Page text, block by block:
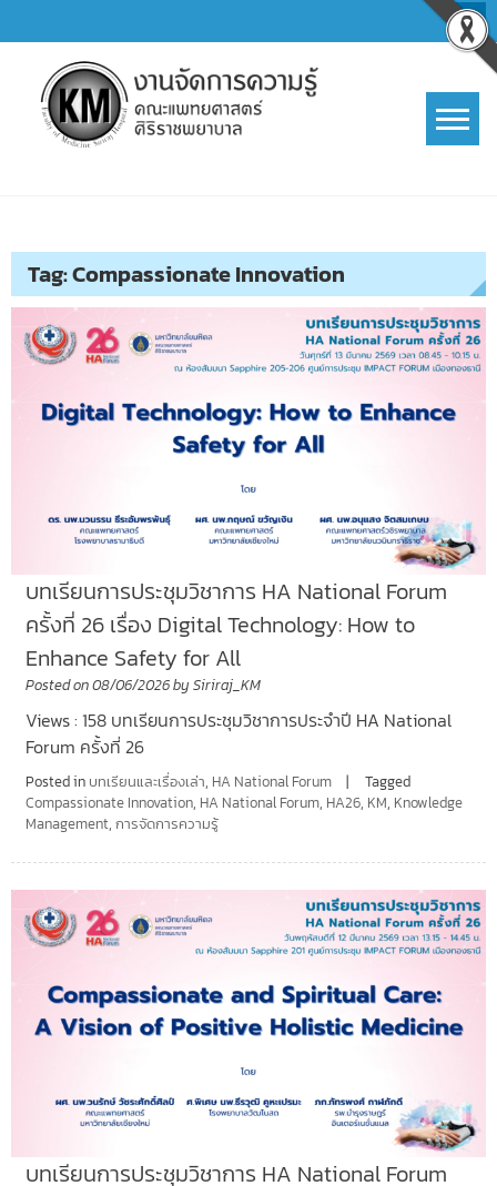
to
content
Tag:Compassionate Innovation
บทเรียนการประชุมวิชาการ HA National Forum
ครั้งที่ 26 เรื่อง Digital Technology: How to
Enhance Safety for All
Posted on08/06/2026by Siriraj_KM
Views : 158 บทเรียนการประชุมวิชาการประจำปี HA National
Forum ครั้งที่ 26
Posted in บทเรียนและเรื่องเล่า, HA National Forum
Tagged
Compassionate Innovation, HA National Forum, HA26, KM, Knowledge
Management, การจัดการความรู้
บทเรียนการประชุมวิชาการ HA National Forum